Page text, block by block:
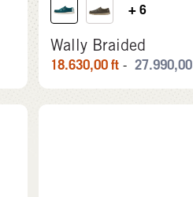
+ 6
Wally Braided
18.630,00ft - 27.990,00